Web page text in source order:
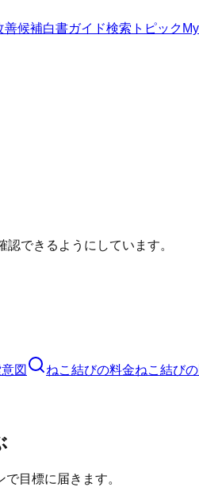
善候補白書ガイド検索トピック
できるようにしています。
図 ねこ結びの料金ねこ結び
目標に届きます。